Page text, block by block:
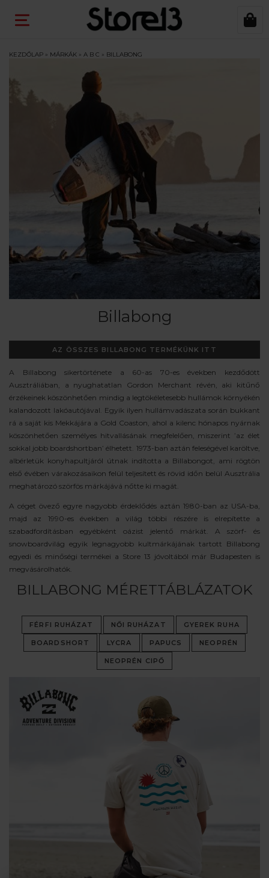
KEZDŐLAP » MÁRKÁK » A B C » BILLABONG
Billabong
AZ ÖSSZES BILLABONG TERMÉKÜNK ITT
A Billabong sikertörténete a 60-as 70-es években kezdődött
Ausztráliában, a nyughatatlan Gordon Merchant révén, aki kitűnő
érzékeinek köszönhetően mindig a legtökéletesebb hullámok környékén
kalandozott lakóautójával. Egyik ilyen hullámvadászata során bukkant
rá a saját kis Mekkájára a Gold Coaston, ahol a kilenc hónapos nyárnak
köszönhetően személyes hitvallásának megfelelően, miszerint ’az élet
sokkal jobb boardshortban’ élhetett. 1973-ban aztán feleségével karöltve,
albérletük konyhapultjáról útnak indította a Billabongot, ami rögtön
első évében várakozásaikon felül teljesített és rövid időn belül Ausztrália
meghatározó szörfös márkájává nőtte ki magát.
A céget övező egyre nagyobb érdeklődés aztán 1980-ban az USA-ba,
majd az 1990-es években a világ többi részére is elrepítette a
szabadfordításban egyébként oázist jelentő márkát. A szörf- és
snowboardvilág egyik legnagyobb kultmárkájának tartott Billabong
egyedi és minőségi termékei a Store 13 jóvoltából már Budapesten is
megvásárolhatók.
BILLABONG MÉRETTÁBLÁZATOK
FÉRFI RUHÁZAT NŐI RUHÁZAT GYEREK RUHA
BOARDSHORT LYCRA PAPUCS NEOPRÉN
NEOPRÉN CIPŐ